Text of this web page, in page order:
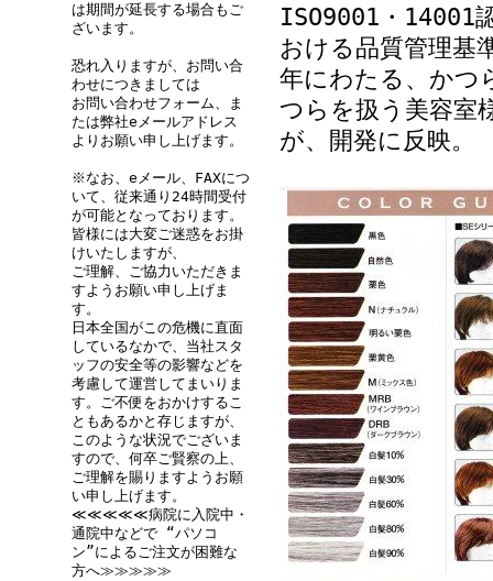
は期間が延長する場合もご
ざいます。
恐れ入りますが、お問い合
わせにつきましては
お問い合わせフォーム、ま
たは弊社eメールアドレス
よりお願い申し上げます。
※なお、eメール、FAXにつ
いて、従来通り24時間受付
が可能となっております。
皆様には大変ご迷惑をお掛
けいたしますが、
ご理解、ご協力いただきま
すようお願い申し上げま
す。
日本全国がこの危機に直面
しているなかで、当社スタ
ッフの安全等の影響などを
考慮して運営してまいりま
す。ご不便をおかけするこ
ともあるかと存じますが、
このような状況でございま
すので、何卒ご賢察の上、
ご理解を賜りますようお願
い申し上げます。
≪≪≪≪≪病院に入院中・
通院中などで “パソコ
ン”によるご注文が困難な
方へ≫≫≫≫≫
ISO9001・14001
おける品質管理基
年にわたる、かつ
つらを扱う美容室
が、開発に反映。